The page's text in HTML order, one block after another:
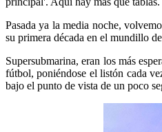
Pasada ya la media noche,
su primera década en el mundillo
Supersubmarina, eran los más
fútbol, poniéndose el listón cada
bajo el punto de vista de un poco